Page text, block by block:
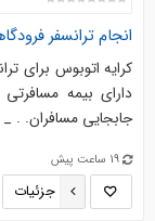
انجام ترانسفر
کرایه اتوبوس برای
دارای بیمه
جابجایی مسافران. .
19 ساعت پیش
جزئیات